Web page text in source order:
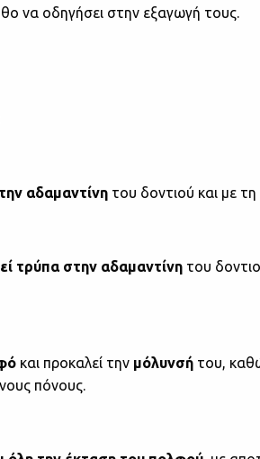
να οδηγήσει στην εξαγωγή τους.
αδαμαντίνη του δοντιού και με
τρύπα στην αδαμαντίνη του
και προκαλεί την μόλυνσή του,
πόνους.